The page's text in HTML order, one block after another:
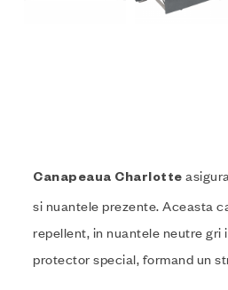
Canapeaua Charlotte
si nuantele prezente. Aceasta
repellent, in nuantele neutre
protector special, formand un